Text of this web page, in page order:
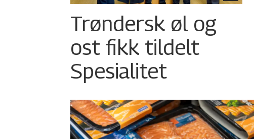
Trøndersk øl og
ost fikk tildelt
Spesialitet